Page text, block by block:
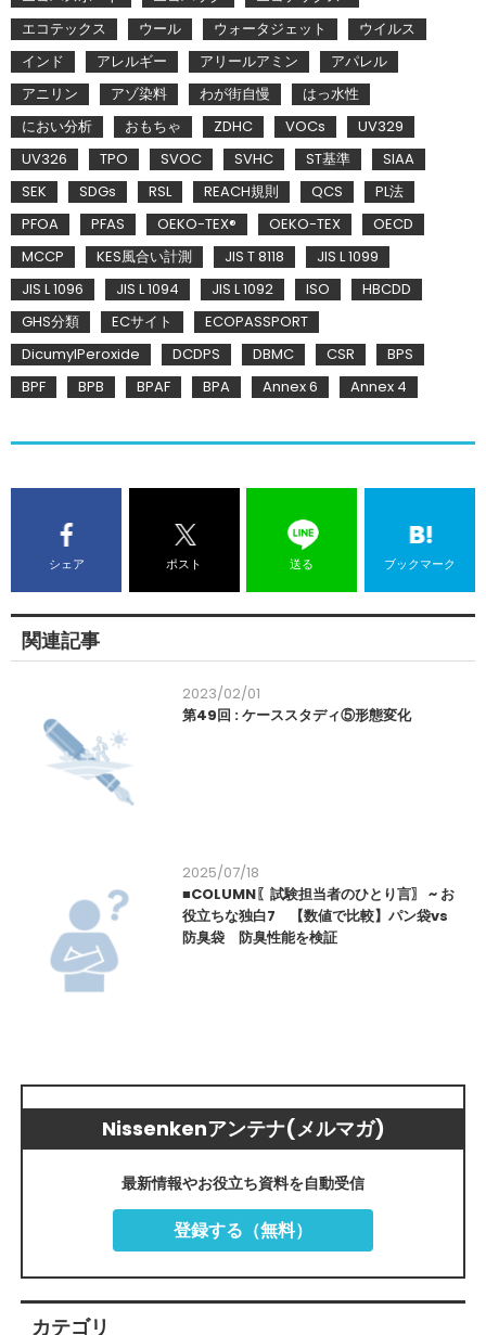
エコテックス
ウール ウォータジェット
ウイルス
インド
アレルギー アリールアミン
アパレル
アニリン
アゾ染料 わが街自慢
はっ水性
におい分析
おもちゃ ZDHC VOCs
UV329
UV326
TPO SVOC SVHC ST基準
SIAA
SEK
SDGs RSL REACH規則 QCS
PL法
PFOA
PFAS OEKO-TEX® OEKO-TEX
OECD
MCCP
KES風合い計測 JIS T 8118
JIS L 1099
JIS L 1096
JIS L 1094 JIS L 1092 ISO
HBCDD
GHS分類
ECサイト
ECOPASSPORT
DicumylPeroxide
DCDPS DBMC CSR
BPS
BPF
BPB BPAF BPA Annex 6 Annex 4
シェア ポスト 送る ブックマーク
関連記事
2023/02/01
第49回 : ケーススタディ⑤形態変化
2025/07/18
■COLUMN〖試験担当者のひとり言〗 ~ お
役立ちな独白7 【数値で比較】パン袋vs
防臭袋 防臭性能を検証
Nissenkenアンテナ(メルマガ)
最新情報やお役立ち資料を自動受信
登録する（無料）
カテゴリ